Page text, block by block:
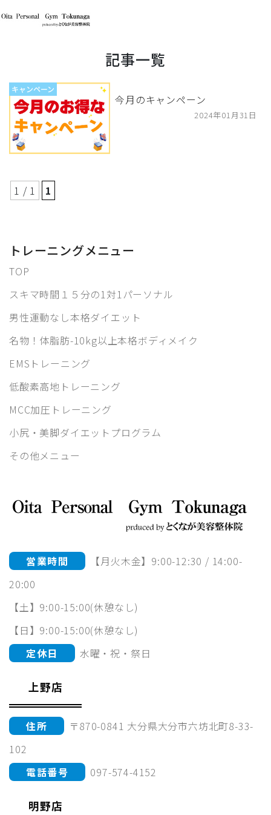
記事一覧
キャンペーン
今月のキャンペーン
2024年01月31日
1 / 1 1
トレーニングメニュー
TOP
スキマ時間１５分の1対1パーソナル
男性運動なし本格ダイエット
名物！体脂肪-10kg以上本格ボディメイク
EMSトレーニング
低酸素高地トレーニング
MCC加圧トレーニング
小尻・美脚ダイエットプログラム
その他メニュー
営業時間
【月火木金】9:00-12:30 / 14:00-
20:00
【土】9:00-15:00(休憩なし)
【日】9:00-15:00(休憩なし)
定休日
水曜・祝・祭日
上野店
住所
〒870-0841 大分県大分市六坊北町8-33-
102
電話番号
097-574-4152
明野店